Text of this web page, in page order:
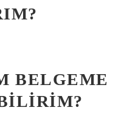
BELGEME